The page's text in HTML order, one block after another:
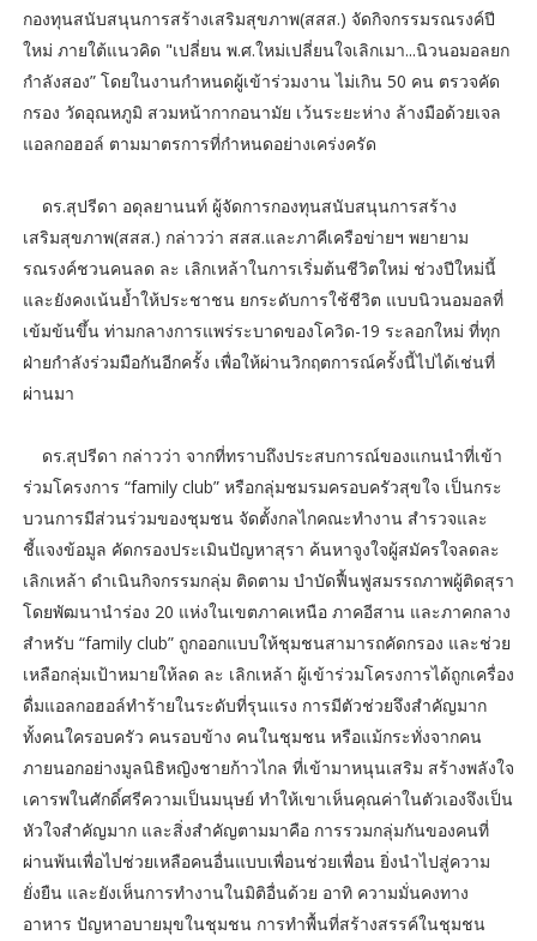
กองทุนสนับสนุนการสร้างเสริมสุขภาพ(สสส.) จัดกิจกรรมรณรงค์ปี
ใหม่ ภายใต้แนวคิด "เปลี่ยน พ.ศ.ใหม่เปลี่ยนใจเลิกเมา...นิวนอมอลยก
กำลังสอง” โดยในงานกำหนดผู้เข้าร่วมงาน ไม่เกิน 50 คน ตรวจคัด
กรอง วัดอุณหภูมิ สวมหน้ากากอนามัย เว้นระยะห่าง ล้างมือด้วยเจล
แอลกอฮอล์ ตามมาตรการที่กำหนดอย่างเคร่งครัด
ดร.สุปรีดา อดุลยานนท์ ผู้จัดการกองทุนสนับสนุนการสร้าง
เสริมสุขภาพ(สสส.) กล่าวว่า สสส.และภาคีเครือข่ายฯ พยายาม
รณรงค์ชวนคนลด ละ เลิกเหล้าในการเริ่มต้นชีวิตใหม่ ช่วงปีใหม่นี้
และยังคงเน้นย้ำให้ประชาชน ยกระดับการใช้ชีวิต แบบนิวนอมอลที่
เข้มข้นขึ้น ท่ามกลางการแพร่ระบาดของโควิด-19 ระลอกใหม่ ที่ทุก
ฝ่ายกำลังร่วมมือกันอีกครั้ง เพื่อให้ผ่านวิกฤตการณ์ครั้งนี้ไปได้เช่นที่
ผ่านมา
ดร.สุปรีดา กล่าวว่า จากที่ทราบถึงประสบการณ์ของแกนนำที่เข้า
ร่วมโครงการ “family club” หรือกลุ่มชมรมครอบครัวสุขใจ เป็นกระ
บวนการมีส่วนร่วมของชุมชน จัดตั้งกลไกคณะทำงาน สำรวจและ
ชี้แจงข้อมูล คัดกรองประเมินปัญหาสุรา ค้นหาจูงใจผู้สมัครใจลดละ
เลิกเหล้า ดำเนินกิจกรรมกลุ่ม ติดตาม บำบัดฟื้นฟูสมรรถภาพผู้ติดสุรา
โดยพัฒนานำร่อง 20 แห่งในเขตภาคเหนือ ภาคอีสาน และภาคกลาง
สำหรับ “family club” ถูกออกแบบให้ชุมชนสามารถคัดกรอง และช่วย
เหลือกลุ่มเป้าหมายให้ลด ละ เลิกเหล้า ผู้เข้าร่วมโครงการได้ถูกเครื่อง
ดื่มแอลกอฮอล์ทำร้ายในระดับที่รุนแรง การมีตัวช่วยจึงสำคัญมาก
ทั้งคนใครอบครัว คนรอบข้าง คนในชุมชน หรือแม้กระทั่งจากคน
ภายนอกอย่างมูลนิธิหญิงชายก้าวไกล ที่เข้ามาหนุนเสริม สร้างพลังใจ
เคารพในศักดิ์ศรีความเป็นมนุษย์ ทำให้เขาเห็นคุณค่าในตัวเองจึงเป็น
หัวใจสำคัญมาก และสิ่งสำคัญตามมาคือ การรวมกลุ่มกันของคนที่
ผ่านพ้นเพื่อไปช่วยเหลือคนอื่นแบบเพื่อนช่วยเพื่อน ยิ่งนำไปสู่ความ
ยั่งยืน และยังเห็นการทำงานในมิติอื่นด้วย อาทิ ความมั่นคงทาง
อาหาร ปัญหาอบายมุขในชุมชน การทำพื้นที่สร้างสรรค์ในชุมชน